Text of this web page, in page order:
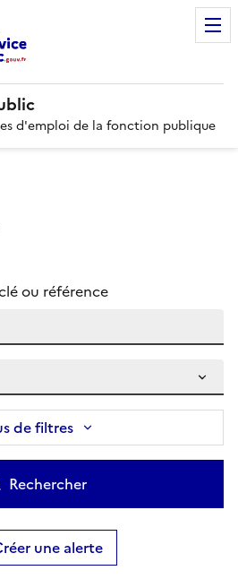
d'emploi de la fonction publique
ou référence
de filtres
Rechercher
une alerte